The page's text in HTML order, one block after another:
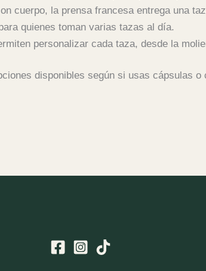
cuerpo, la prensa francesa entrega una
quienes toman varias tazas al día.
personalizar cada taza, desde la
disponibles según si usas cápsulas